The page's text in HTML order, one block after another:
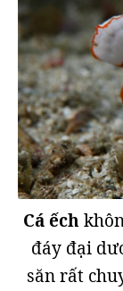
Cá ếch
đáy đại
săn rất